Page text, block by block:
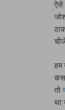
ऐसे
हम
तो
था